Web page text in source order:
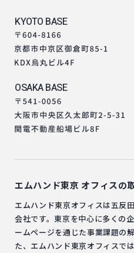
KYOTO BASE
OSAKA BASE
エムハンド東京 オフィスの
エムハンド東京オフィスは五反
会社です。東京を中心に多くの
ームページを通じた事業課題の
た、エムハンド東京オフィスで